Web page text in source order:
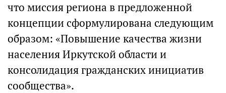
что миссия региона в предложенной
концепции сформулирована следующим
образом: «Повышение качества жизни
населения Иркутской области и
консолидация гражданских инициатив
сообщества».